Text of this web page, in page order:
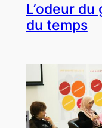
L’odeur du
du temps